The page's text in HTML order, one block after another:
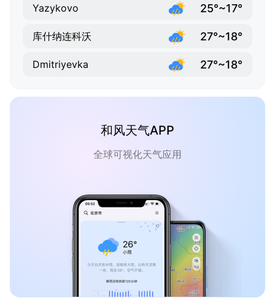
Yazykovo 25°~17°
库什纳连科沃 27°~18°
Dmitriyevka 27°~18°
和风天气APP
全球可视化天气应用